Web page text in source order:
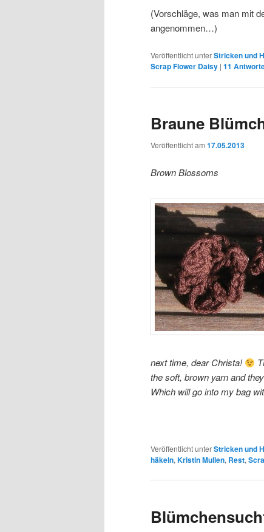
(Vorschläge, was man mit
angenommen…)
Veröffentlicht unterStricken und
Scrap Flower Daisy | 11
Braune
Veröffentlicht am 17.05.2013
Brown Blossoms
next time, dear Christa!
the soft, brown yarn and
Which will go into my bag
Veröffentlicht unterStricken und
häkeln, Kristin Mullen, Rest,